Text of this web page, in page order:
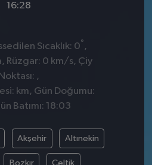
16:28
Sıcaklık: 0° ,
Rüzgar: 0 km/s, Çiy
Noktası: ,
km, Gün Doğumu:
Batımı: 18:03
Akşehir Altınekin
Bozkır Çeltik